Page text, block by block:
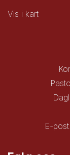
Vis i kart
E-